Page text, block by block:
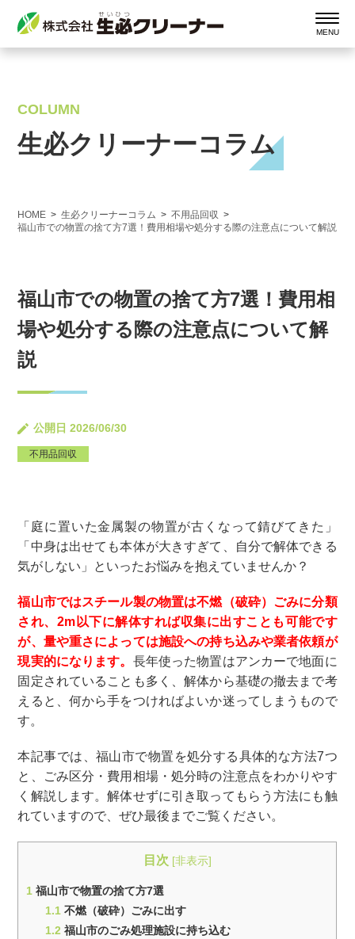
COLUMN
生必クリーナーコラム
HOME 生必クリーナーコラム
不用品回収
福山市での物置の捨て方7選！費用相場や処分する際の注意点について解説
福山市での物置の捨て方7選！費用相
場や処分する際の注意点について解
説
公開日 2026/06/30
不用品回収
「庭に置いた金属製の物置が古くなって錆びてきた」
「中身は出せても本体が大きすぎて、自分で解体できる
気がしない」といったお悩みを抱えていませんか？
福山市ではスチール製の物置は不燃（破砕）ごみに分類
され、2m以下に解体すれば収集に出すことも可能です
が、量や重さによっては施設への持ち込みや業者依頼が
現実的になります。 長年使った物置はアンカーで地面に
固定されていることも多く、解体から基礎の撤去まで考
えると、何から手をつければよいか迷ってしまうもので
す。
本記事では、福山市で物置を処分する具体的な方法7つ
と、ごみ区分・費用相場・処分時の注意点をわかりやす
く解説します。解体せずに引き取ってもらう方法にも触
れていますので、ぜひ最後までご覧ください。
目次 [非表示]
1 福山市で物置の捨て方7選
1.1 不燃（破砕）ごみに出す
1.2 福山市のごみ処理施設に持ち込む